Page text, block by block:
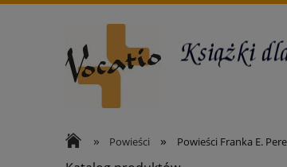
» Powieści » Powieści Franka E.